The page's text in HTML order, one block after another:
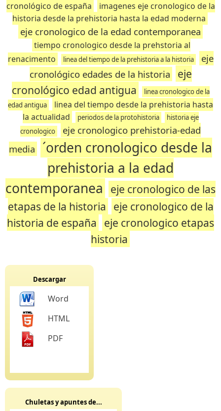
cronológico de españa
imagenes eje cronologico de la
historia desde la prehistoria hasta la edad moderna
eje cronologico de la edad contemporanea
tiempo cronologico desde la prehstoria al
renacimento
linea del tiempo de la prehistoria a la historia
eje
cronológico edades de la historia
eje
cronológico edad antigua
linea cronologico de la
edad antigua
linea del tiempo desde la prehistoria hasta
la actualidad
periodos de la protohistoria
historia eje
cronologico
eje cronologico prehistoria-edad
media
´orden cronologico desde la
prehistoria a la edad
contemporanea
eje cronologico de las
etapas de la historia eje cronologico de la
historia de españa eje cronologico etapas
historia
Descargar
Word
HTML
PDF
Chuletas y apuntes de...